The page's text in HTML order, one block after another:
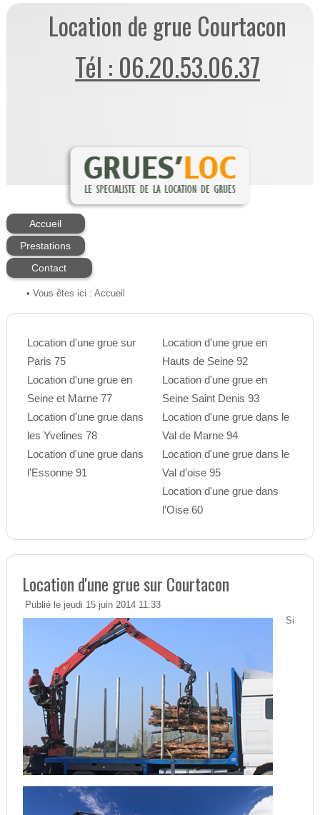
Location de grue Courtacon
Tél : 06.20.53.06.37
Accueil
Prestations
Contact
• Vous êtes ici : Accueil
Location d'une grue sur
Paris 75
Location d'une grue en
Seine et Marne 77
Location d'une grue dans
les Yvelines 78
Location d'une grue dans
l'Essonne 91
Location d'une grue en
Hauts de Seine 92
Location d'une grue en
Seine Saint Denis 93
Location d'une grue dans le
Val de Marne 94
Location d'une grue dans le
Val d'oise 95
Location d'une grue dans
l'Oise 60
Location d'une grue sur Courtacon
Publié le jeudi 15 juin 2014 11:33
Si